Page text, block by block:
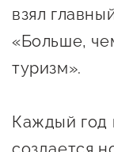
давления
взял
«Больше,
туризм».
Каждый год